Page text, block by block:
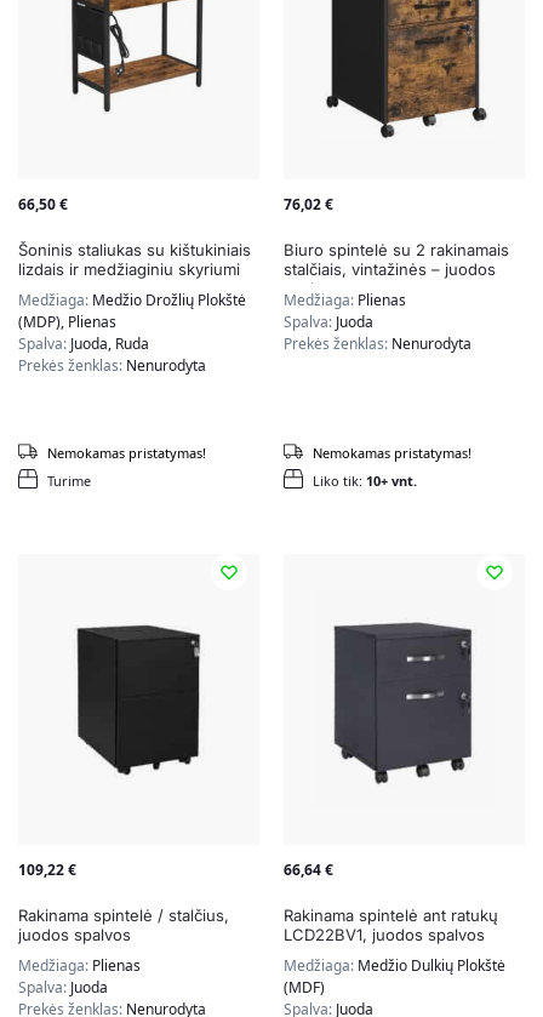
66,50€
Šoninis staliukas su kištukiniais
lizdais ir medžiaginiu skyriumi
Medžiaga: Medžio Drožlių Plokštė
(MDP), Plienas
Spalva: Juoda, Ruda
Prekės ženklas: Nenurodyta
Turime
Nemokamas pristatymas!
76,02€
Biuro spintelė su 2 rakinamais
stalčiais, vintažinės – juodos
spalvos
Medžiaga: Plienas
Spalva: Juoda
Prekės ženklas: Nenurodyta
Liko tik: 10+ vnt.
Nemokamas pristatymas!
109,22€
Rakinama spintelė / stalčius,
juodos spalvos
Medžiaga: Plienas
Spalva: Juoda
Prekės ženklas: Nenurodyta
66,64€
Rakinama spintelė ant ratukų
LCD22BV1, juodos spalvos
Medžiaga: Medžio Dulkių Plokštė
(MDF)
Spalva: Juoda